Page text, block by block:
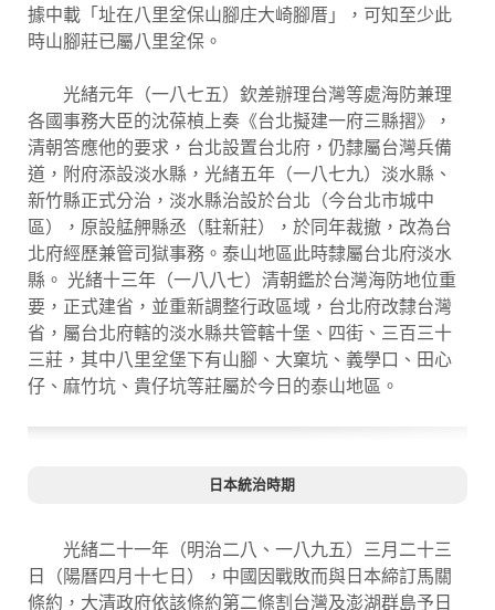
據中載「址在八里坌保山腳庄大崎腳厝」，可知至少此
時山腳莊已屬八里坌保。
光緒元年（一八七五）欽差辦理台灣等處海防兼理
各國事務大臣的沈葆楨上奏《台北擬建一府三縣摺》，
清朝答應他的要求，台北設置台北府，仍隸屬台灣兵備
道，附府添設淡水縣，光緒五年（一八七九）淡水縣、
新竹縣正式分治，淡水縣治設於台北（今台北市城中
區），原設艋舺縣丞（駐新莊），於同年裁撤，改為台
北府經歷兼管司獄事務。泰山地區此時隸屬台北府淡水
縣。 光緒十三年（一八八七）清朝鑑於台灣海防地位重
要，正式建省，並重新調整行政區域，台北府改隸台灣
省，屬台北府轄的淡水縣共管轄十堡、四街、三百三十
三莊，其中八里坌堡下有山腳、大窠坑、義學口、田心
仔、麻竹坑、貴仔坑等莊屬於今日的泰山地區。
日本統治時期
光緒二十一年（明治二八、一八九五）三月二十三
日（陽曆四月十七日），中國因戰敗而與日本締訂馬關
條約，大清政府依該條約第二條割台灣及澎湖群島予日